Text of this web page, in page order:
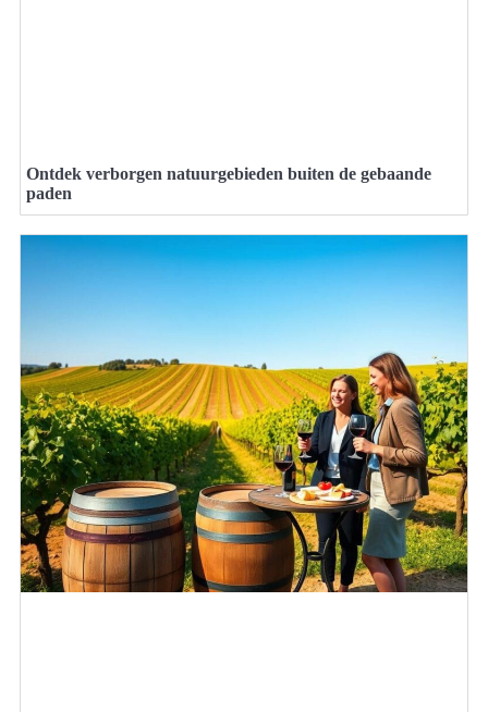
Ontdek verborgen natuurgebieden buiten de gebaande
paden